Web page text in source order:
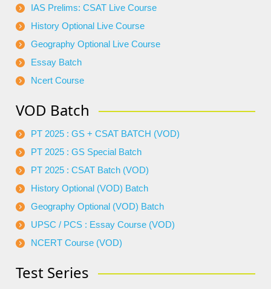
IAS Prelims: CSAT Live Course
History Optional Live Course
Geography Optional Live Course
Essay Batch
Ncert Course
VOD Batch
PT 2025 : GS + CSAT BATCH (VOD)
PT 2025 : GS Special Batch
PT 2025 : CSAT Batch (VOD)
History Optional (VOD) Batch
Geography Optional (VOD) Batch
UPSC / PCS : Essay Course (VOD)
NCERT Course (VOD)
Test Series